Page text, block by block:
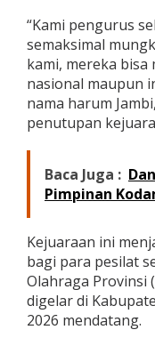
p
B
u
n
g
o
2
0
“Kami pengurus
semaksimal
kami, mereka
nasional maupun
nama harum
penutupan
Baca Juga :
Pimpinan
Kejuaraan ini
bagi para pesilat
Olahraga Provinsi
digelar di
2026 mendatang.